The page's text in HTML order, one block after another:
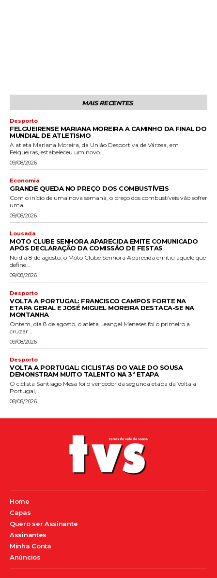
MAIS RECENTES
Desporto
FELGUEIRENSE MARIANA MOREIRA A CAMINHO DA FINAL DO
MUNDIAL DE ATLETISMO
A atleta Mariana Moreira, da União Desportiva de Várzea, em
Felgueiras, estabeleceu um novo...
09/08/2026
Economia
GRANDE QUEDA NO PREÇO DOS COMBUSTÍVEIS
Com o início de uma nova semana, o preço dos combustíveis vão sofrer
uma...
09/08/2026
Lousada
MOTO CLUBE SENHORA APARECIDA EMITE COMUNICADO
APÓS DECLARAÇÃO DA COMISSÃO DE FESTAS
No dia 8 de agosto, o Moto Clube Senhora Aparecida emitiu aquele que
define...
09/08/2026
Desporto
VOLTA A PORTUGAL: FRANCISCO CAMPOS FORTE NA
ETAPA GERAL E JOSÉ MIGUEL MOREIRA DESTACA-SE NA
MONTANHA
Ontem, dia 8 de agosto, o atleta Leangel Meneses foi o primeiro a
cruzar...
09/08/2026
Desporto
VOLTA A PORTUGAL: CICLISTAS DO VALE DO SOUSA
DEMONSTRAM MUITO TALENTO NA 3ª ETAPA
O ciclista Santiago Mesa foi o vencedor da segunda etapa da Volta a
Portugal,...
08/08/2026
Home
Capas
Quero ser Assinante
Assinantes
Minha Conta
Anúncios